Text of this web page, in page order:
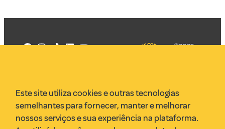
VR Assessoria
Parcerias
Envie uma pauta
©2025
Este site utiliza cookies e outras tecnologias
semelhantes para fornecer, manter e melhorar
nossos serviços e sua experiência na plataforma.